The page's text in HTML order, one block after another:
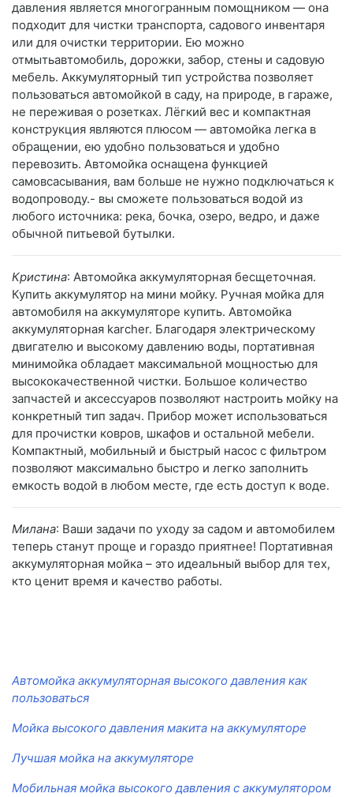
давления является многогранным помощником — она
подходит для чистки транспорта, садового инвентаря
или для очистки территории. Ею можно
отмытьавтомобиль, дорожки, забор, стены и садовую
мебель. Аккумуляторный тип устройства позволяет
пользоваться автомойкой в саду, на природе, в гараже,
не переживая о розетках. Лёгкий вес и компактная
конструкция являются плюсом — автомойка легка в
обращении, ею удобно пользоваться и удобно
перевозить. Автомойка оснащена функцией
самовсасывания, вам больше не нужно подключаться к
водопроводу.- вы сможете пользоваться водой из
любого источника: река, бочка, озеро, ведро, и даже
обычной питьевой бутылки.
Кристина: Автомойка аккумуляторная бесщеточная.
Купить аккумулятор на мини мойку. Ручная мойка для
автомобиля на аккумуляторе купить. Автомойка
аккумуляторная karcher. Благодаря электрическому
двигателю и высокому давлению воды, портативная
минимойка обладает максимальной мощностью для
высококачественной чистки. Большое количество
запчастей и аксессуаров позволяют настроить мойку на
конкретный тип задач. Прибор может использоваться
для прочистки ковров, шкафов и остальной мебели.
Компактный, мобильный и быстрый насос с фильтром
позволяют максимально быстро и легко заполнить
емкость водой в любом месте, где есть доступ к воде.
Милана: Ваши задачи по уходу за садом и автомобилем
теперь станут проще и гораздо приятнее! Портативная
аккумуляторная мойка – это идеальный выбор для тех,
кто ценит время и качество работы.
Автомойка аккумуляторная высокого давления как
пользоваться
Мойка высокого давления макита на аккумуляторе
Лучшая мойка на аккумуляторе
Мобильная мойка высокого давления с аккумулятором